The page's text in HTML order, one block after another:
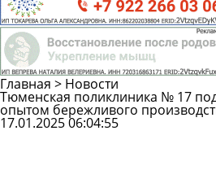
Главная > Новости
Тюменская поликлиника № 17
опытом бережливого
17.01.2025 06:04:55